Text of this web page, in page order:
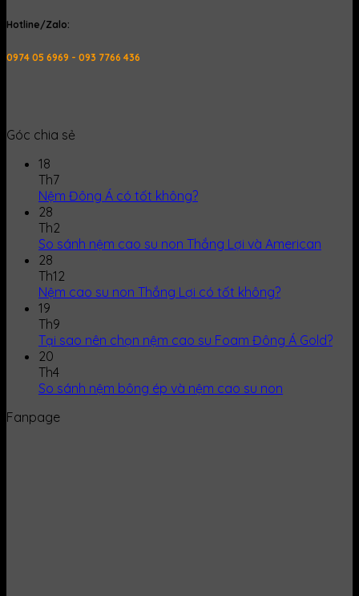
Hotline/Zalo:
0974 05 6969 - 093 7766 436
Góc chia sẻ
18
Th7
Nệm Đông Á có tốt không?
28
Th2
So sánh nệm cao su non Thắng Lợi và American
28
Th12
Nệm cao su non Thắng Lợi có tốt không?
19
Th9
Tại sao nên chọn nệm cao su Foam Đông Á Gold?
20
Th4
So sánh nệm bông ép và nệm cao su non
Fanpage